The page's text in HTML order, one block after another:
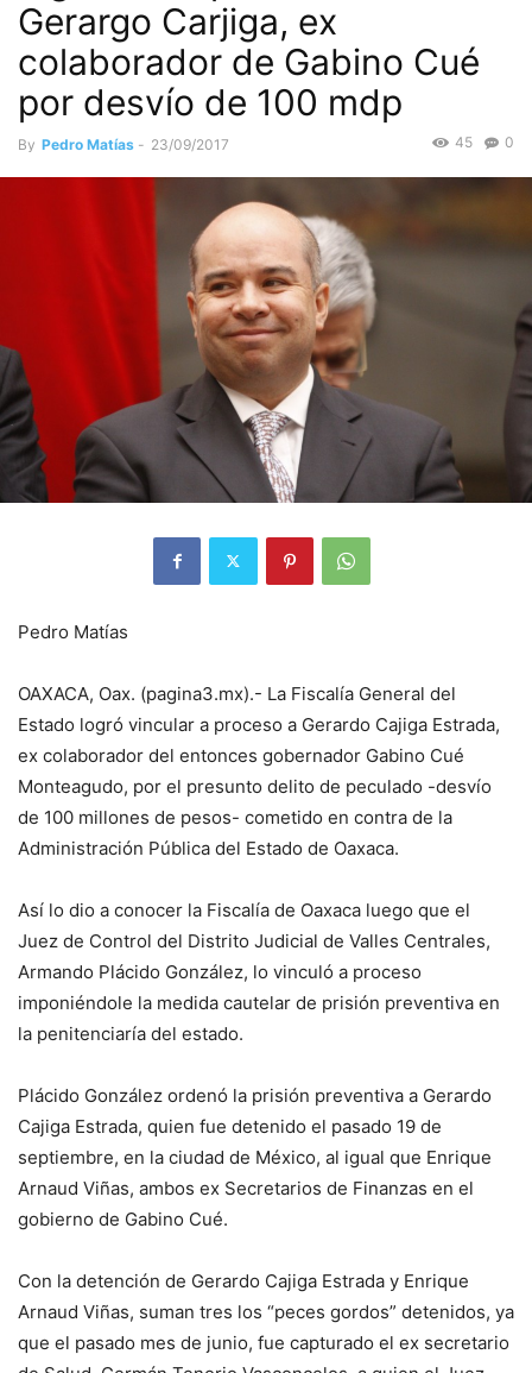
Gerargo Carjiga, ex
colaborador de Gabino Cué
por desvío de 100 mdp
By Pedro Matías - 23/09/2017 0
45
Pedro Matías
OAXACA, Oax. (pagina3.mx).- La Fiscalía General del
Estado logró vincular a proceso a Gerardo Cajiga Estrada,
ex colaborador del entonces gobernador Gabino Cué
Monteagudo, por el presunto delito de peculado -desvío
de 100 millones de pesos- cometido en contra de la
Administración Pública del Estado de Oaxaca.
Así lo dio a conocer la Fiscalía de Oaxaca luego que el
Juez de Control del Distrito Judicial de Valles Centrales,
Armando Plácido González, lo vinculó a proceso
imponiéndole la medida cautelar de prisión preventiva en
la penitenciaría del estado.
Plácido González ordenó la prisión preventiva a Gerardo
Cajiga Estrada, quien fue detenido el pasado 19 de
septiembre, en la ciudad de México, al igual que Enrique
Arnaud Viñas, ambos ex Secretarios de Finanzas en el
gobierno de Gabino Cué.
Con la detención de Gerardo Cajiga Estrada y Enrique
Arnaud Viñas, suman tres los “peces gordos” detenidos, ya
que el pasado mes de junio, fue capturado el ex secretario